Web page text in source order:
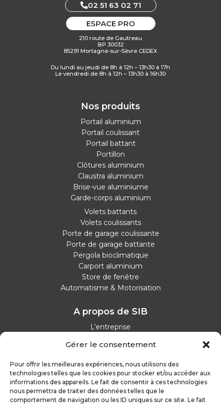
Gérer le consentement
Pour offrir les meilleures expériences, nous utilisons des
technologies telles que les cookies pour stocker et/ou accéder aux
informations des appareils. Le fait de consentir à ces technologies
nous permettra de traiter des données telles que le
comportement de navigation ou les ID uniques sur ce site. Le fait
02 51 63 02 71
ESPACE PRO
210 route de Gautreau
BP 30032
85291 Mortagne-sur-Sèvre CEDEX
Du lundi au jeudi de 8h à 12h – 13h30 à 17h
Le vendredi de 8h à 12h – 13h30 à 16h30
Nos produits
Portail aluminium
Portail coulissant
Portail battant
Portillon
Clôtures aluminium
Claustra aluminium
Brise-vue aluminiume
Garde-corps aluminium
Volets battants
Volets coulissants
Porte de garage coulissante
Porte de garage battante
Pergola bioclimatique
Carport aluminium
Store de fenêtre
Automatisme & Motorisation
A propos de SIB
L’entreprise
Parcours d'achat
Nos garanties
Nos offres d’emploi
Actualités